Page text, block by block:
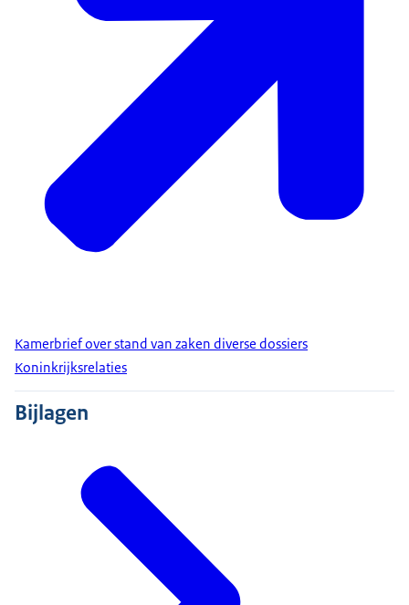
Kamerbrief over stand van zaken diverse dossiers
Koninkrijksrelaties
Bijlagen